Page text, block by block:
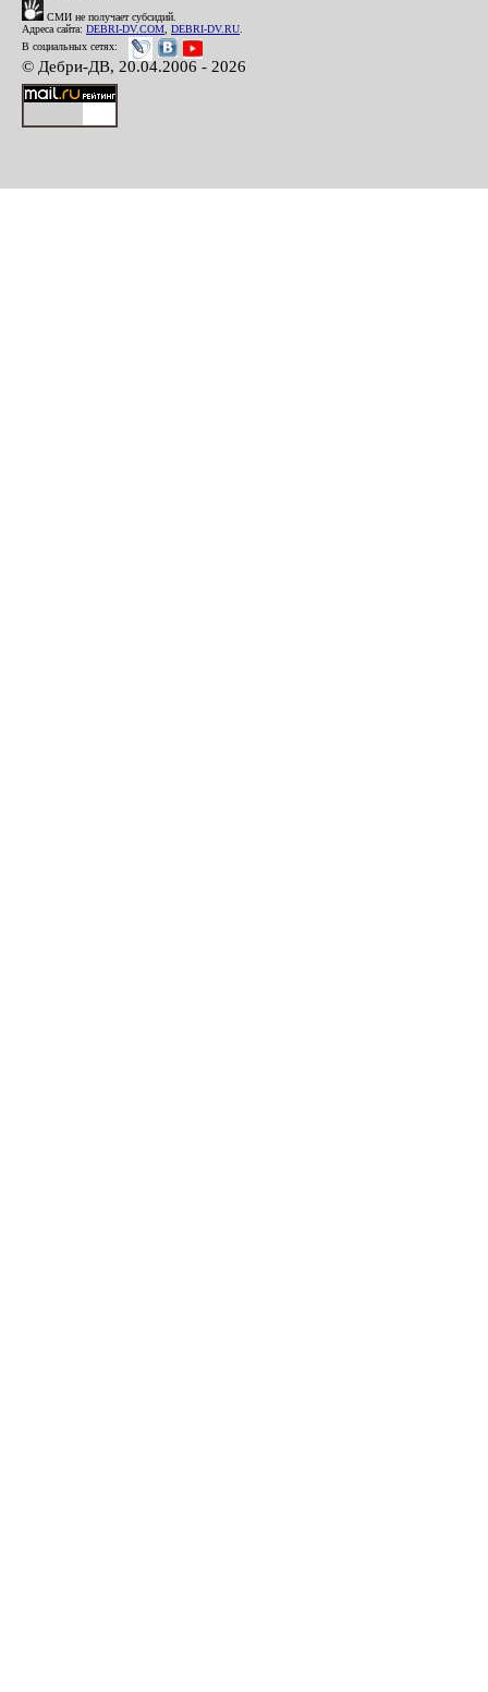
СМИ не получает субсидий.
Адреса сайта: DEBRI-DV.COM DEBRI-DV.RU
В социальных сетях:
© Дебри-ДВ, 20.04.2006 - 2026